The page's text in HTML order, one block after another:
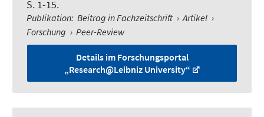
S. 1-15.
Publikation: Beitrag in Fachzeitschrift › Artikel ›
Forschung › Peer-Review
Details im Forschungsportal
„Research@Leibniz University“